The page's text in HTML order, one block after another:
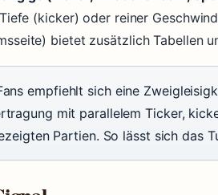
(kicker) oder reiner
bietet zusätzlich Tabellen
empfiehlt sich eine
mit parallelem Ticker,
Partien. So lässt sich das